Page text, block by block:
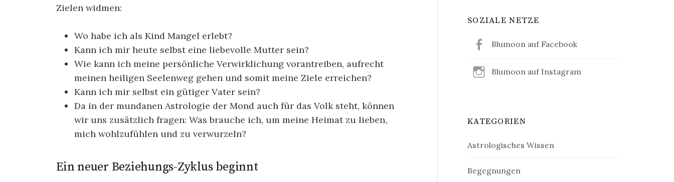
Zielen widmen:
Wo habe ich als Kind Mangel erlebt?
Kann ich mir heute selbst eine liebevolle Mutter sein?
Wie kann ich meine persönliche Verwirklichung vorantreiben, aufrecht
meinen heiligen Seelenweg gehen und somit meine Ziele erreichen?
Kann ich mir selbst ein gütiger Vater sein?
Da in der mundanen Astrologie der Mond auch für das Volk steht, können
wir uns zusätzlich fragen: Was brauche ich, um meine Heimat zu lieben,
mich wohlzufühlen und zu verwurzeln?
Ein neuer Beziehungs-Zyklus beginnt
SOZIALE NETZE
Blumoon auf Facebook
Blumoon auf Instagram
KATEGORIEN
Astrologisches Wissen
Begegnungen